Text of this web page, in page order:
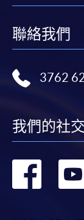
聯絡我們
3762
我們的社
轉